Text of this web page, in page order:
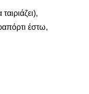
έστω,